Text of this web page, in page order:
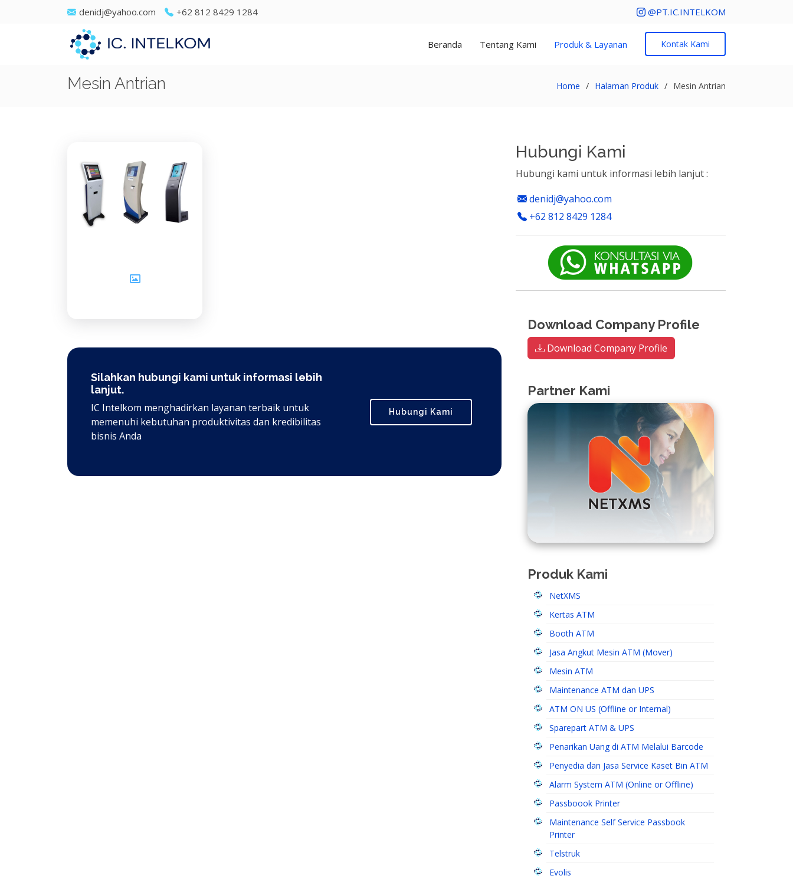
denidj@yahoo.com +62 812 8429 1284 @PT.IC.INTELKOM
Beranda Tentang Kami Produk & Layanan Kontak Kami
Mesin Antrian Home Halaman Produk Mesin Antrian
Silahkan hubungi kami untuk informasi lebih
lanjut.
IC Intelkom menghadirkan layanan terbaik untuk
memenuhi kebutuhan produktivitas dan kredibilitas
bisnis Anda
Hubungi Kami
Hubungi Kami
Hubungi kami untuk informasi lebih lanjut :
denidj@yahoo.com
+62 812 8429 1284
Download Company Profile
Download Company Profile
Partner Kami
Produk Kami
NetXMS
Kertas ATM
Booth ATM
Jasa Angkut Mesin ATM (Mover)
Mesin ATM
Maintenance ATM dan UPS
ATM ON US (Offline or Internal)
Sparepart ATM & UPS
Penarikan Uang di ATM Melalui Barcode
Penyedia dan Jasa Service Kaset Bin ATM
Alarm System ATM (Online or Offline)
Passboook Printer
Maintenance Self Service Passbook
Printer
Telstruk
Evolis